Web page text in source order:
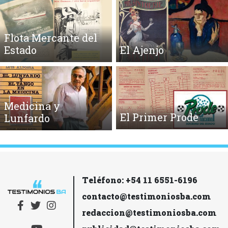
Flota Mercante del
Estado
El Ajenjo
Medicina y
Lunfardo
El Primer Prode
Teléfono: +54 11 6551-6196
contacto@testimoniosba.com
redaccion@testimoniosba.com